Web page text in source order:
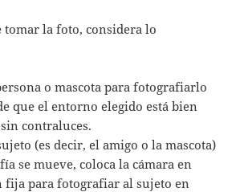
tomar la foto, considera lo
o mascota para fotografiarlo
que el entorno elegido está bien
contraluces.​
(es decir, el amigo o la mascota)
se mueve, coloca la cámara en
fija para fotografiar al sujeto en